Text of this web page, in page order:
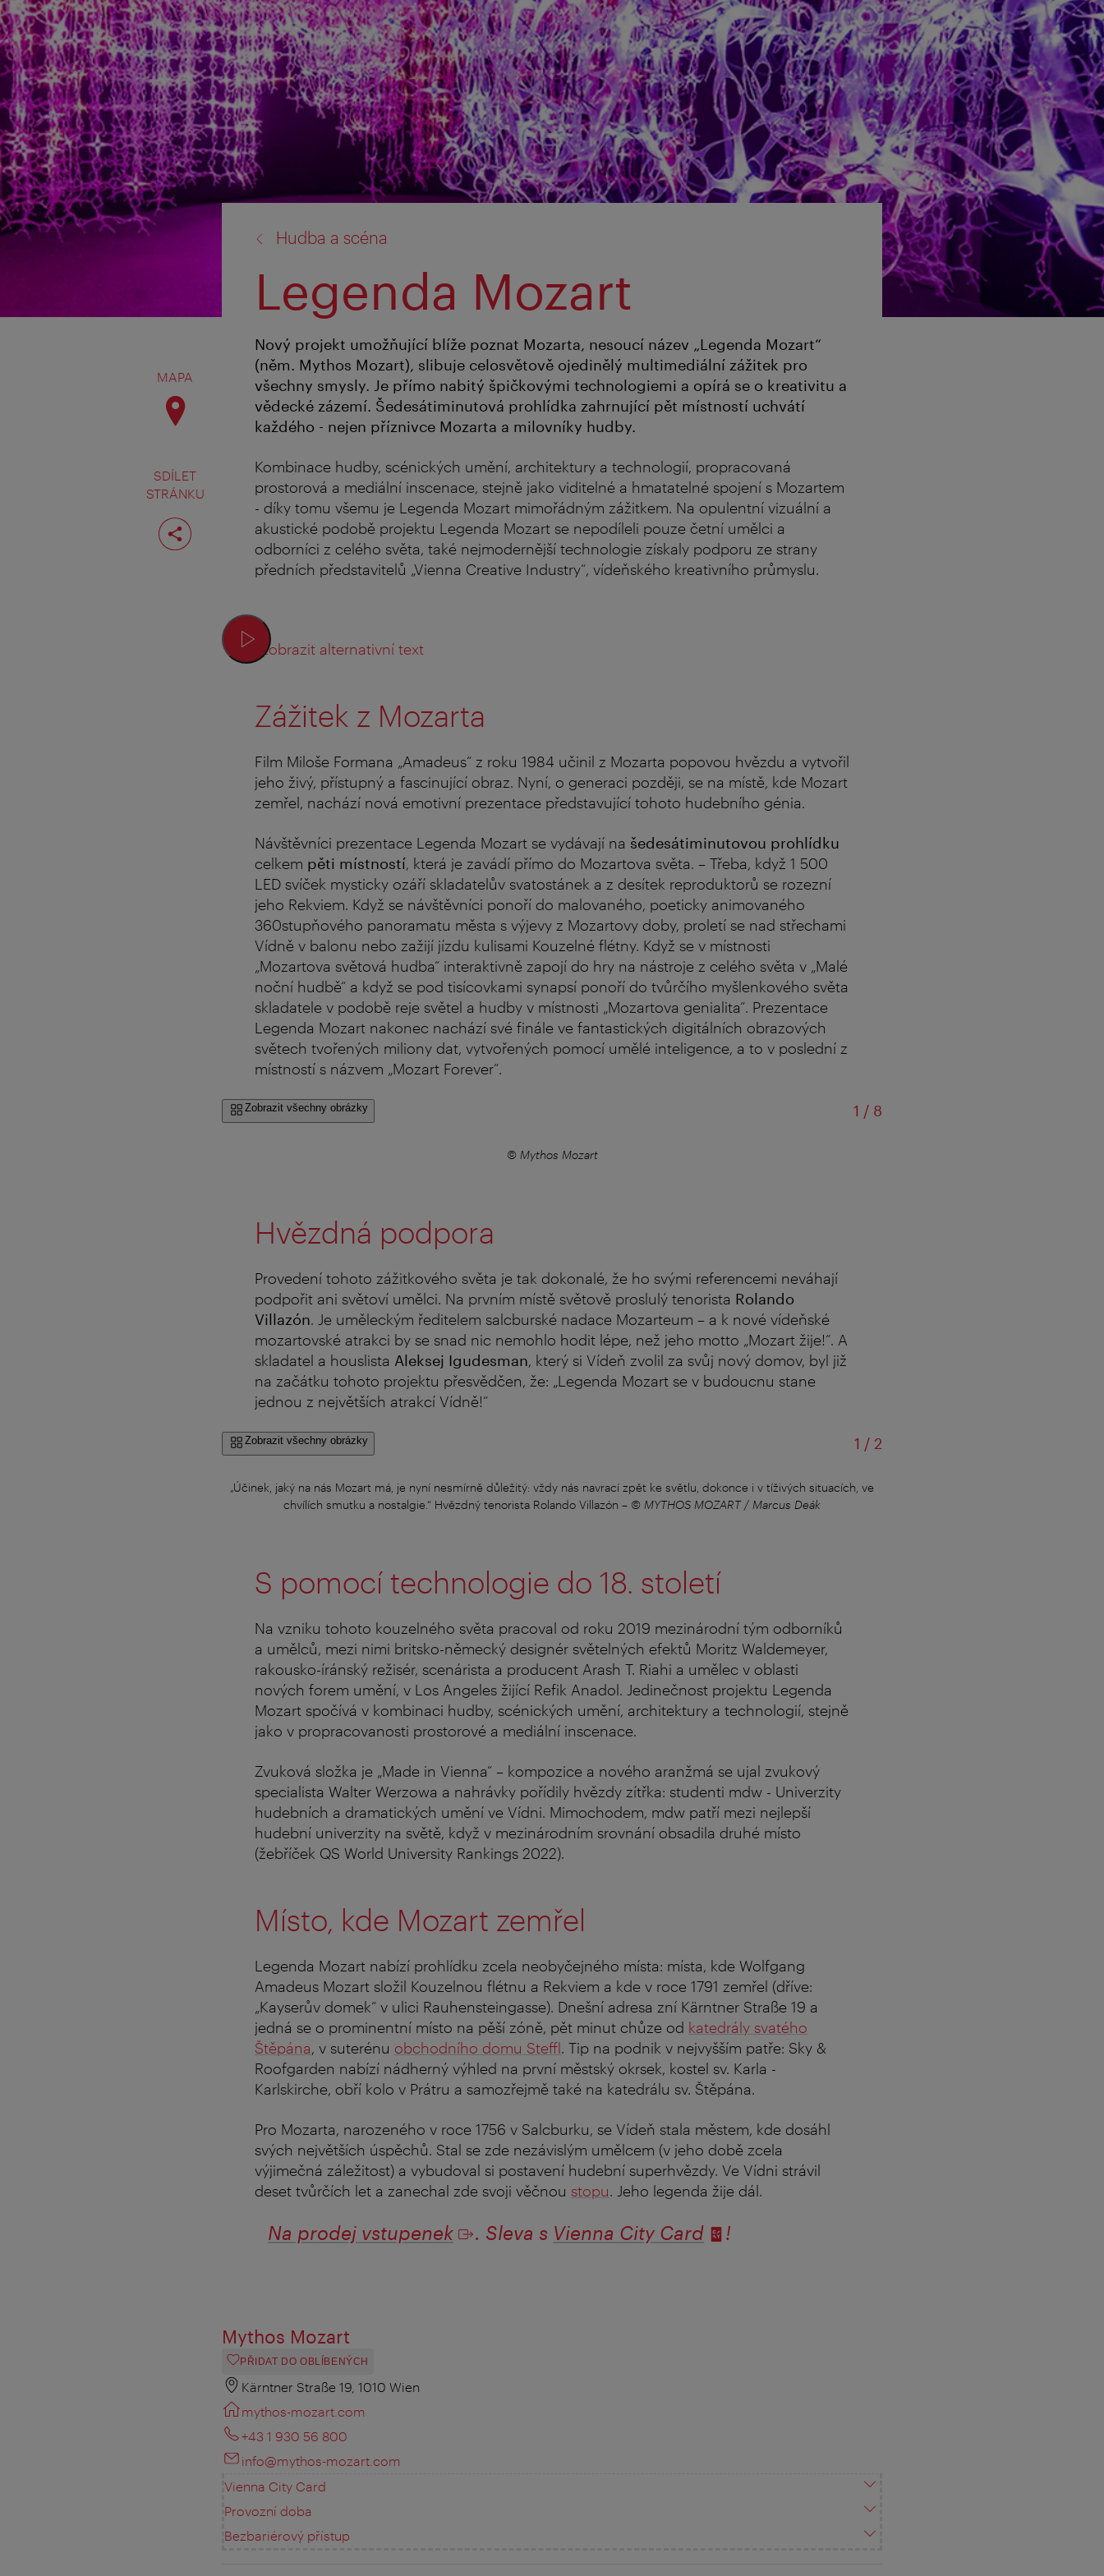
MAPA
SDÍLET
STRÁNKU
Rozdělit
stranu
Hudba a scéna
Legenda Mozart
Nový projekt umožňující blíže poznat Mozarta, nesoucí název „Legenda Mozart“
(něm. Mythos Mozart), slibuje celosvětově ojedinělý multimediální zážitek pro
všechny smysly. Je přímo nabitý špičkovými technologiemi a opírá se o kreativitu a
vědecké zázemí. Šedesátiminutová prohlídka zahrnující pět místností uchvátí
každého - nejen příznivce Mozarta a milovníky hudby.
Kombinace hudby, scénických umění, architektury a technologií, propracovaná
prostorová a mediální inscenace, stejně jako viditelné a hmatatelné spojení s Mozartem
- díky tomu všemu je Legenda Mozart mimořádným zážitkem. Na opulentní vizuální a
akustické podobě projektu Legenda Mozart se nepodíleli pouze četní umělci a
odborníci z celého světa, také nejmodernější technologie získaly podporu ze strany
předních představitelů „Vienna Creative Industry“, vídeňského kreativního průmyslu.
Zobrazit alternativní text
Zážitek z Mozarta
Film Miloše Formana „Amadeus“ z roku 1984 učinil z Mozarta popovou hvězdu a vytvořil
jeho živý, přístupný a fascinující obraz. Nyní, o generaci později, se na místě, kde Mozart
zemřel, nachází nová emotivní prezentace představující tohoto hudebního génia.
Návštěvníci prezentace Legenda Mozart se vydávají na šedesátiminutovou prohlídku
celkem pěti místností, která je zavádí přímo do Mozartova světa. – Třeba, když 1 500
LED svíček mysticky ozáří skladatelův svatostánek a z desítek reproduktorů se rozezní
jeho Rekviem. Když se návštěvníci ponoří do malovaného, poeticky animovaného
360stupňového panoramatu města s výjevy z Mozartovy doby, proletí se nad střechami
Vídně v balonu nebo zažijí jízdu kulisami Kouzelné flétny. Když se v místnosti
„Mozartova světová hudba“ interaktivně zapojí do hry na nástroje z celého světa v „Malé
noční hudbě“ a když se pod tisícovkami synapsí ponoří do tvůrčího myšlenkového světa
skladatele v podobě reje světel a hudby v místnosti „Mozartova genialita“. Prezentace
Legenda Mozart nakonec nachází své finále ve fantastických digitálních obrazových
světech tvořených miliony dat, vytvořených pomocí umělé inteligence, a to v poslední z
místností s názvem „Mozart Forever“.
Zobrazit všechny obrázky 1 /z8
© Mythos Mozart
Hvězdná podpora
Provedení tohoto zážitkového světa je tak dokonalé, že ho svými referencemi neváhají
podpořit ani světoví umělci. Na prvním místě světově proslulý tenorista Rolando
Villazón. Je uměleckým ředitelem salcburské nadace Mozarteum – a k nové vídeňské
mozartovské atrakci by se snad nic nemohlo hodit lépe, než jeho motto „Mozart žije!“. A
skladatel a houslista Aleksej Igudesman, který si Vídeň zvolil za svůj nový domov, byl již
na začátku tohoto projektu přesvědčen, že: „Legenda Mozart se v budoucnu stane
jednou z největších atrakcí Vídně!“
Zobrazit všechny obrázky 1 /z2
„Účinek, jaký na nás Mozart má, je nyní nesmírně důležitý: vždy nás navrací zpět ke světlu, dokonce i v tíživých situacích, ve
chvílích smutku a nostalgie.“ Hvězdný tenorista Rolando Villazón – © MYTHOS MOZART / Marcus Deák
S pomocí technologie do 18. století
Na vzniku tohoto kouzelného světa pracoval od roku 2019 mezinárodní tým odborníků
a umělců, mezi nimi britsko-německý designér světelných efektů Moritz Waldemeyer,
rakousko-íránský režisér, scenárista a producent Arash T. Riahi a umělec v oblasti
nových forem umění, v Los Angeles žijící Refik Anadol. Jedinečnost projektu Legenda
Mozart spočívá v kombinaci hudby, scénických umění, architektury a technologií, stejně
jako v propracovanosti prostorové a mediální inscenace.
Zvuková složka je „Made in Vienna“ – kompozice a nového aranžmá se ujal zvukový
specialista Walter Werzowa a nahrávky pořídily hvězdy zítřka: studenti mdw - Univerzity
hudebních a dramatických umění ve Vídni. Mimochodem, mdw patří mezi nejlepší
hudební univerzity na světě, když v mezinárodním srovnání obsadila druhé místo
(žebříček QS World University Rankings 2022).
Místo, kde Mozart zemřel
Legenda Mozart nabízí prohlídku zcela neobyčejného místa: místa, kde Wolfgang
Amadeus Mozart složil Kouzelnou flétnu a Rekviem a kde v roce 1791 zemřel (dříve:
„Kayserův domek“ v ulici Rauhensteingasse). Dnešní adresa zní Kärntner Straße 19 a
jedná se o prominentní místo na pěší zóně, pět minut chůze od katedrály svatého
Štěpána, v suterénu obchodního domu Steffl. Tip na podnik v nejvyšším patře: Sky &
Roofgarden nabízí nádherný výhled na první městský okrsek, kostel sv. Karla -
Karlskirche, obří kolo v Prátru a samozřejmě také na katedrálu sv. Štěpána.
Pro Mozarta, narozeného v roce 1756 v Salcburku, se Vídeň stala městem, kde dosáhl
svých největších úspěchů. Stal se zde nezávislým umělcem (v jeho době zcela
výjimečná záležitost) a vybudoval si postavení hudební superhvězdy. Ve Vídni strávil
deset tvůrčích let a zanechal zde svoji věčnou stopu. Jeho legenda žije dál.
Na prodej vstupenek . Sleva s Vienna City Card !
Mythos Mozart
PŘIDAT DO OBLÍBENÝCH
Kärntner Straße 19, 1010 Wien
mythos-mozart.com
+43 1 930 56 800
info@mythos-mozart.com
Vienna City Card
Provozní doba
Bezbariérový přístup